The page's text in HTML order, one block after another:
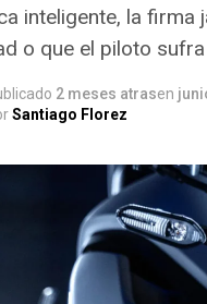
inteligente, la firma
o que el piloto
2 meses atrasen
Santiago Florez